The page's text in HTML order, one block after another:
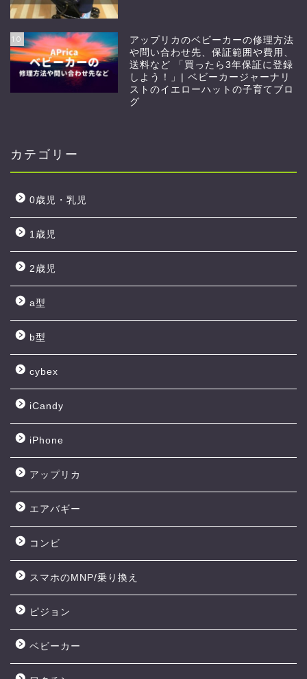
10
アップリカのベビーカーの修理方法
や問い合わせ先、保証範囲や費用、
送料など 「買ったら3年保証に登録
しよう！」| ベビーカージャーナリ
ストのイエローハットの子育てブロ
グ
カテゴリー
0歳児・乳児
1歳児
2歳児
a型
b型
cybex
iCandy
iPhone
アップリカ
エアバギー
コンビ
スマホのMNP/乗り換え
ピジョン
ベビーカー